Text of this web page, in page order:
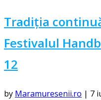
Tradiția
Festivalul
12
by Maramuresenii.ro | 7